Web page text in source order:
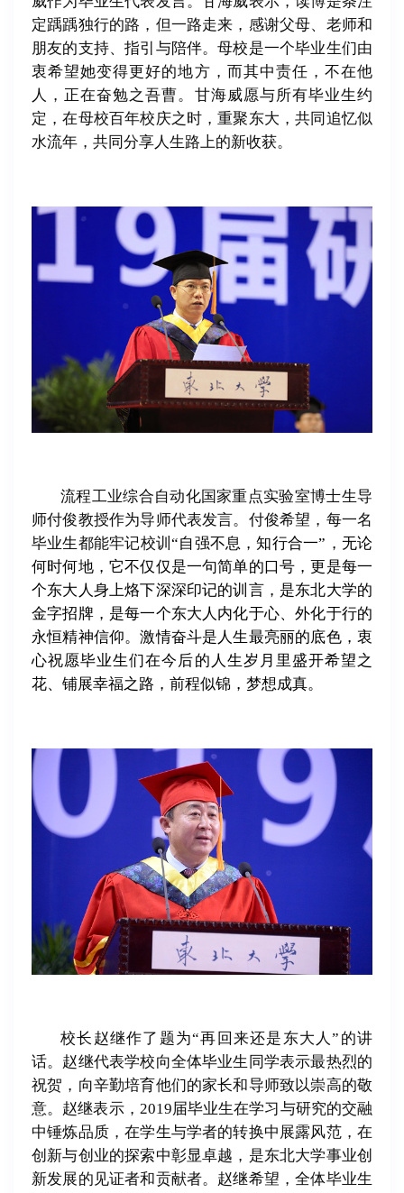
定踽踽独行的路，但一路走来，感谢父母、老师和
朋友的支持、指引与陪伴。母校是一个毕业生们由
衷希望她变得更好的地方，而其中责任，不在他
人，正在奋勉之吾曹。甘海威愿与所有毕业生约
定，在母校百年校庆之时，重聚东大，共同追忆似
水流年，共同分享人生路上的新收获。
流程工业综合自动化国家重点实验室博士生导
师付俊教授作为导师代表发言。付俊希望，每一名
毕业生都能牢记校训“自强不息，知行合一”，无论
何时何地，它不仅仅是一句简单的口号，更是每一
个东大人身上烙下深深印记的训言，是东北大学的
金字招牌，是每一个东大人内化于心、外化于行的
永恒精神信仰。激情奋斗是人生最亮丽的底色，衷
心祝愿毕业生们在今后的人生岁月里盛开希望之
花、铺展幸福之路，前程似锦，梦想成真。
校长赵继作了题为“再回来还是东大人”的讲
话。赵继代表学校向全体毕业生同学表示最热烈的
祝贺，向辛勤培育他们的家长和导师致以崇高的敬
意。赵继表示，2019届毕业生在学习与研究的交融
中锤炼品质，在学生与学者的转换中展露风范，在
创新与创业的探索中彰显卓越，是东北大学事业创
新发展的见证者和贡献者。赵继希望，全体毕业生